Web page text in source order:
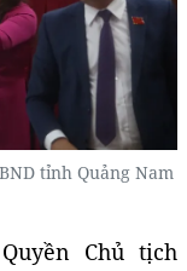
tỉnh Quảng Nam
Chủ tịch